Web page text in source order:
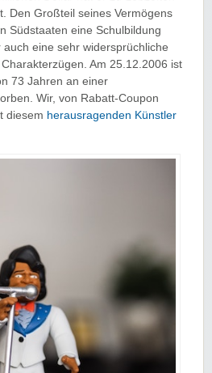
Den Großteil seines Vermögens
Südstaaten eine Schulbildung
eine sehr widersprüchliche
Am 25.12.2006 ist
73 Jahren an einer
Wir, von Rabatt-Coupon
diesem herausragenden Künstler